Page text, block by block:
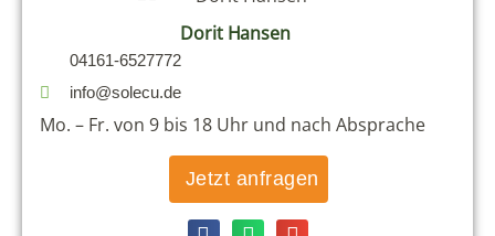
Dorit Hansen
04161-6527772
info@solecu.de
Mo. – Fr. von 9 bis 18 Uhr und nach Absprache
Jetzt anfragen